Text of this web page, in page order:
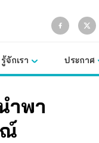
รู้จักเรา ประกาศ
ำพา
ณ์